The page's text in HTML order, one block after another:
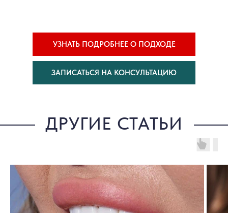
УЗНАТЬ ПОДРОБНЕЕ О ПОДХОДЕ
ЗАПИСАТЬСЯ НА КОНСУЛЬТАЦИЮ